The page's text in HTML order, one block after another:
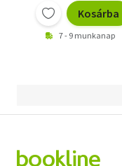
Kosárba
7 - 9 munkanap